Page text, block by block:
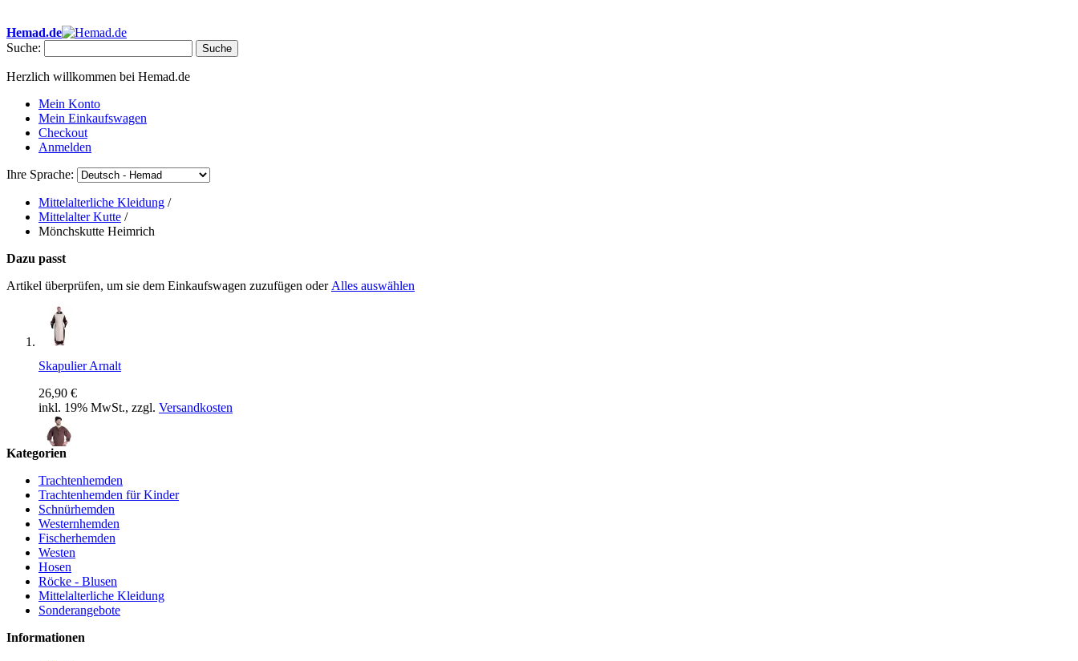
Hemad.de
Suche:
Suche
Herzlich willkommen bei Hemad.de
Mein Konto
Mein Einkaufswagen
Checkout
Anmelden
Ihre Sprache:
Mittelalterliche Kleidung /
Mittelalter Kutte /
Mönchskutte Heimrich
Dazu passt
Artikel überprüfen, um sie dem Einkaufswagen zuzufügen oder Alles auswählen
Skapulier Arnalt
26,90 €
inkl. 19% MwSt., zzgl. Versandkosten
Trachtenhemd Amper
39,90 €
inkl. 19% MwSt., zzgl.
Beinlinge Ambigal
29,90 €
Kategorien
Trachtenhemden
Trachtenhemden für Kinder
Schnürhemden
Westernhemden
Fischerhemden
Westen
Hosen
Röcke - Blusen
Mittelalterliche Kleidung
Sonderangebote
Informationen